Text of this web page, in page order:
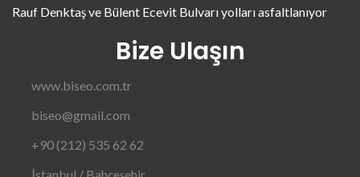
Rauf Denktaş ve Bülent Ecevit Bulvarı yolları asfaltlanıyor
Bize Ulaşın
www.biseo.com.tr
biseo@gmail.com
+90 (212) 535 62 62
İstanbul / Bahçeşehir